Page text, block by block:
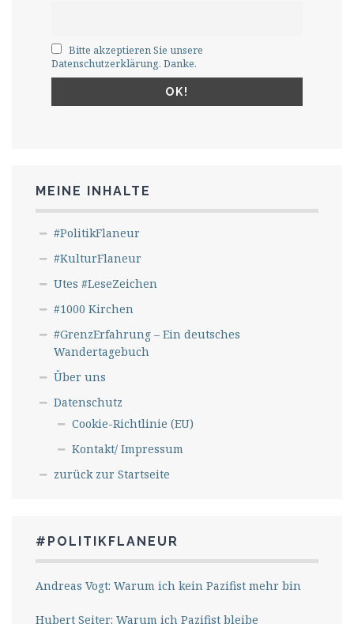
Bitte akzeptieren Sie unsere
Datenschutzerklärung. Danke.
MEINE INHALTE
#PolitikFlaneur
#KulturFlaneur
Utes #LeseZeichen
#1000 Kirchen
#GrenzErfahrung – Ein deutsches
Wandertagebuch
Über uns
Datenschutz
Cookie-Richtlinie (EU)
Kontakt/ Impressum
zurück zur Startseite
#POLITIKFLANEUR
Andreas Vogt: Warum ich kein Pazifist mehr bin
Hubert Seiter: Warum ich Pazifist bleibe